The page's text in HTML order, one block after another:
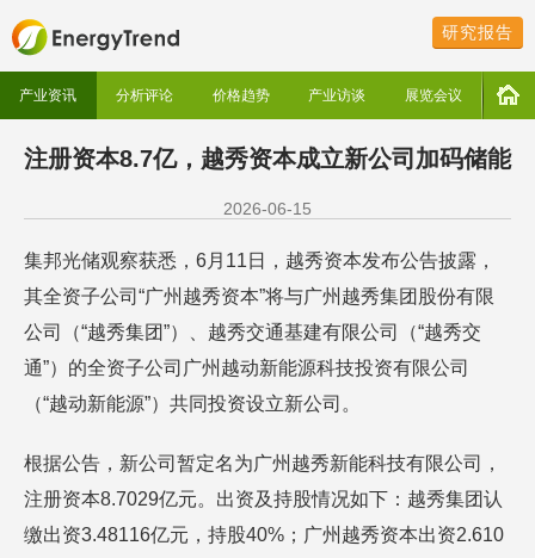
研究报告
产业资讯 分析评论 价格趋势 产业访谈 展览会议
注册资本8.7亿，越秀资本成立新公司加码储能
2026-06-15
集邦光储观察获悉，6月11日，越秀资本发布公告披露，
其全资子公司“广州越秀资本”将与广州越秀集团股份有限
公司（“越秀集团”）、越秀交通基建有限公司（“越秀交
通”）的全资子公司广州越动新能源科技投资有限公司
（“越动新能源”）共同投资设立新公司。
根据公告，新公司暂定名为广州越秀新能科技有限公司，
注册资本8.7029亿元。出资及持股情况如下：越秀集团认
缴出资3.48116亿元，持股40%；广州越秀资本出资2.610